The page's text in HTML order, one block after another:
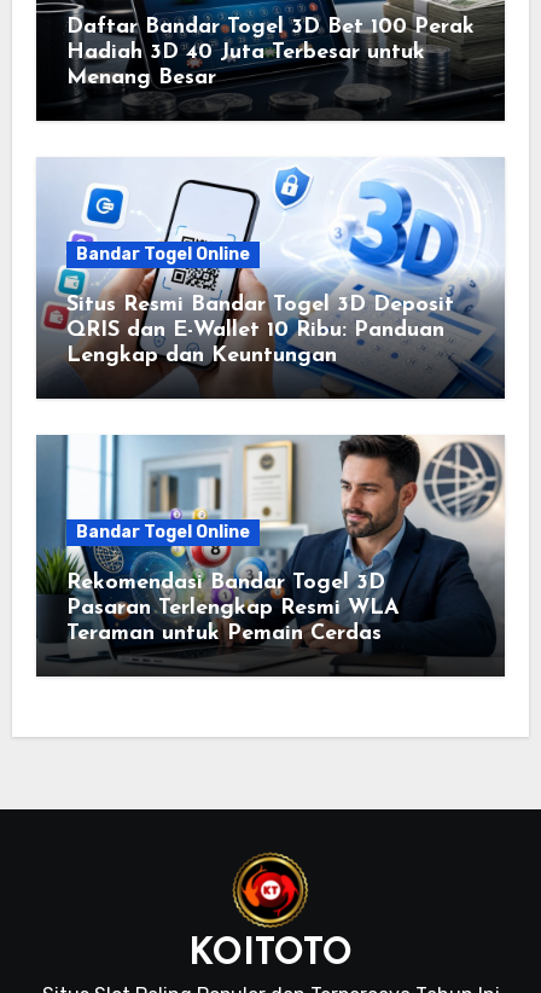
Daftar Bandar Togel 3D Bet 100 Perak
Hadiah 3D 40 Juta Terbesar untuk
Menang Besar
Bandar Togel Online
Situs Resmi Bandar Togel 3D Deposit
QRIS dan E-Wallet 10 Ribu: Panduan
Lengkap dan Keuntungan
Bandar Togel Online
Rekomendasi Bandar Togel 3D
Pasaran Terlengkap Resmi WLA
Teraman untuk Pemain Cerdas
KOITOTO